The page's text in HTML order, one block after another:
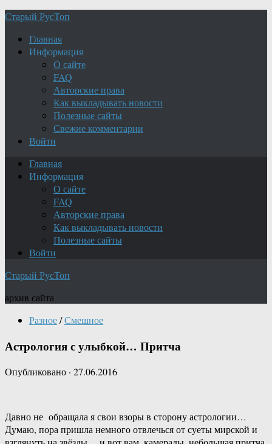
Старый РусТоп
Главная
Информация
О сайте
FAQ
Авторские права
Как выкладывать новости
Полезные сайты
Свежие комментарии
Войти
Главная
Информация
О сайте
FAQ
Авторские права
Как выкладывать новости
Полезные сайты
Войти
Старый РусТоп
архив сайта
Разное/Смешное
Астрология с улыбкой… Притча
Опубликовано · 27.06.2016
Давно не обращала я свои взоры в сторону астрологии…
Думаю, пора пришла немного отвлечься от суеты мирской и